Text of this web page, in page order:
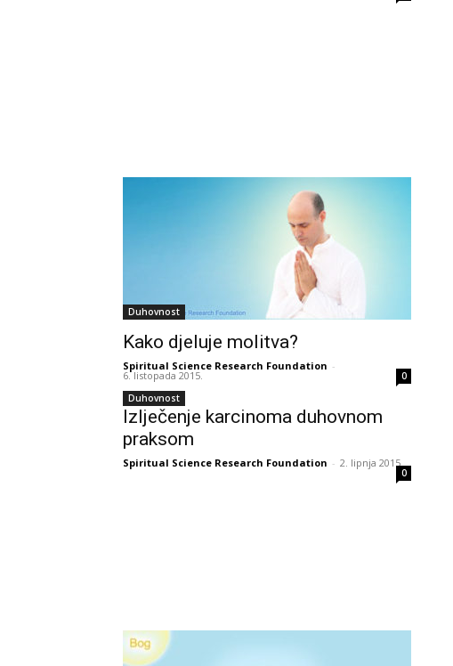
Duhovnost
Kako djeluje molitva?
Spiritual Science Research Foundation -
6. listopada 2015. 0
Duhovnost
Izlječenje karcinoma duhovnom
praksom
Spiritual Science Research Foundation - 2. lipnja 2015.
0